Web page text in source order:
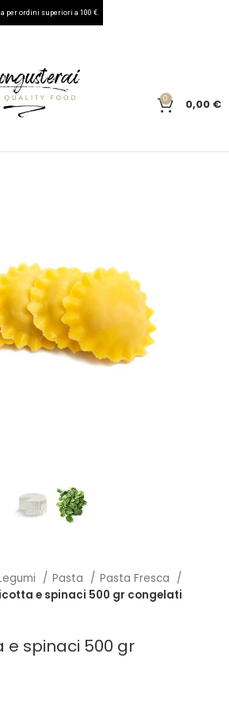
0 0,00 €
Pasta
Pasta Fresca
e spinaci 500 gr congelati
e spinaci 500 gr
per ordini superiori a 100 €.